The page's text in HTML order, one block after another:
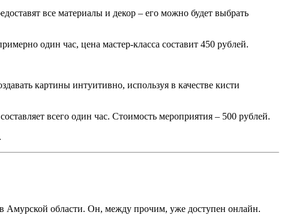
все материалы и декор – его можно будет выбрать
один час, цена мастер-класса составит 450 рублей.
картины интуитивно, используя в качестве кисти
всего один час. Стоимость мероприятия – 500 рублей.
Амурской области. Он, между прочим, уже доступен онлайн.